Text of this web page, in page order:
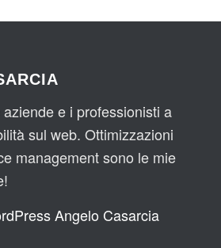
e i professionisti a
sul web. Ottimizzazioni
management sono le mie
Angelo Casarcia